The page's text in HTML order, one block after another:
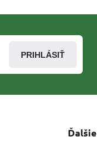
PRIHLÁSIŤ